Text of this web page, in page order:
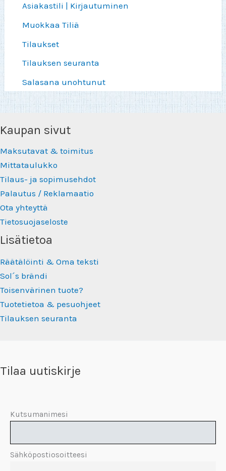
Asiakastili | Kirjautuminen
Muokkaa Tiliä
Tilaukset
Tilauksen seuranta
Salasana unohtunut
Kaupan sivut
Maksutavat & toimitus
Mittataulukko
Tilaus- ja sopimusehdot
Palautus / Reklamaatio
Ota yhteyttä
Tietosuojaseloste
Lisätietoa
Räätälöinti & Oma teksti
Sol´s brändi
Toisenvärinen tuote?
Tuotetietoa & pesuohjeet
Tilauksen seuranta
Tilaa uutiskirje
Kutsumanimesi
Sähköpostiosoitteesi